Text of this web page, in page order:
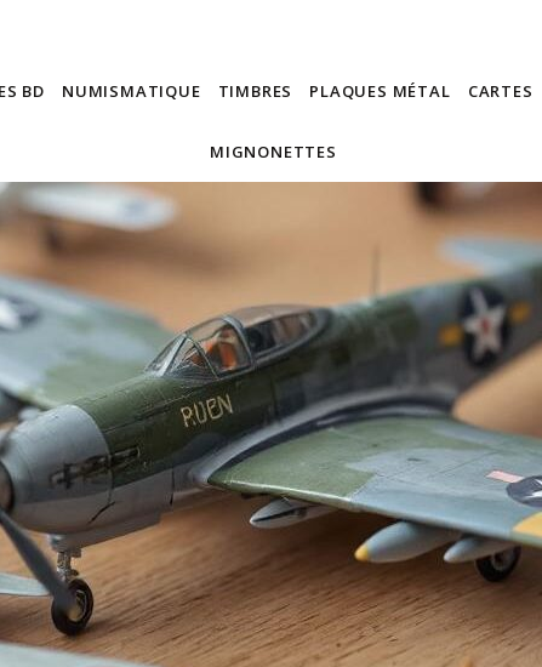
BD NUMISMATIQUE TIMBRES PLAQUES MÉTAL CARTES
MIGNONETTES